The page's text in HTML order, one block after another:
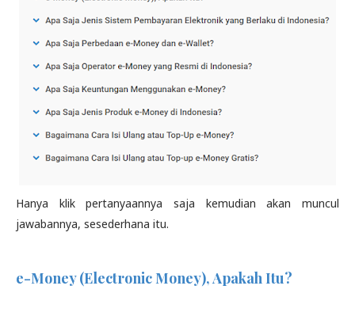
Hanya klik pertanyaannya saja kemudian akan muncul
jawabannya, sesederhana itu.
e-Money (Electronic Money), Apakah Itu?